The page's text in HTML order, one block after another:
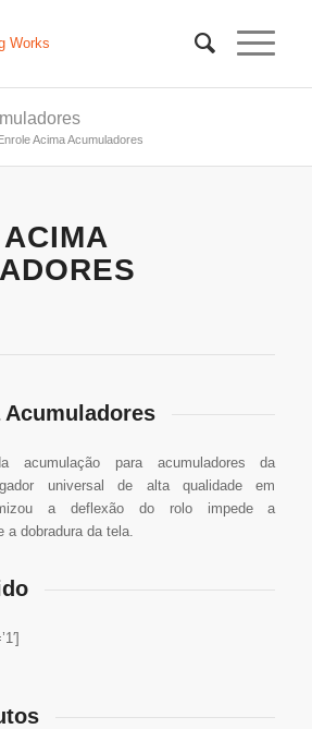
Acima Acumuladores
acumulação para acumuladores da
universal de alta qualidade em
a deflexão do rolo impede a
a dobradura da tela.